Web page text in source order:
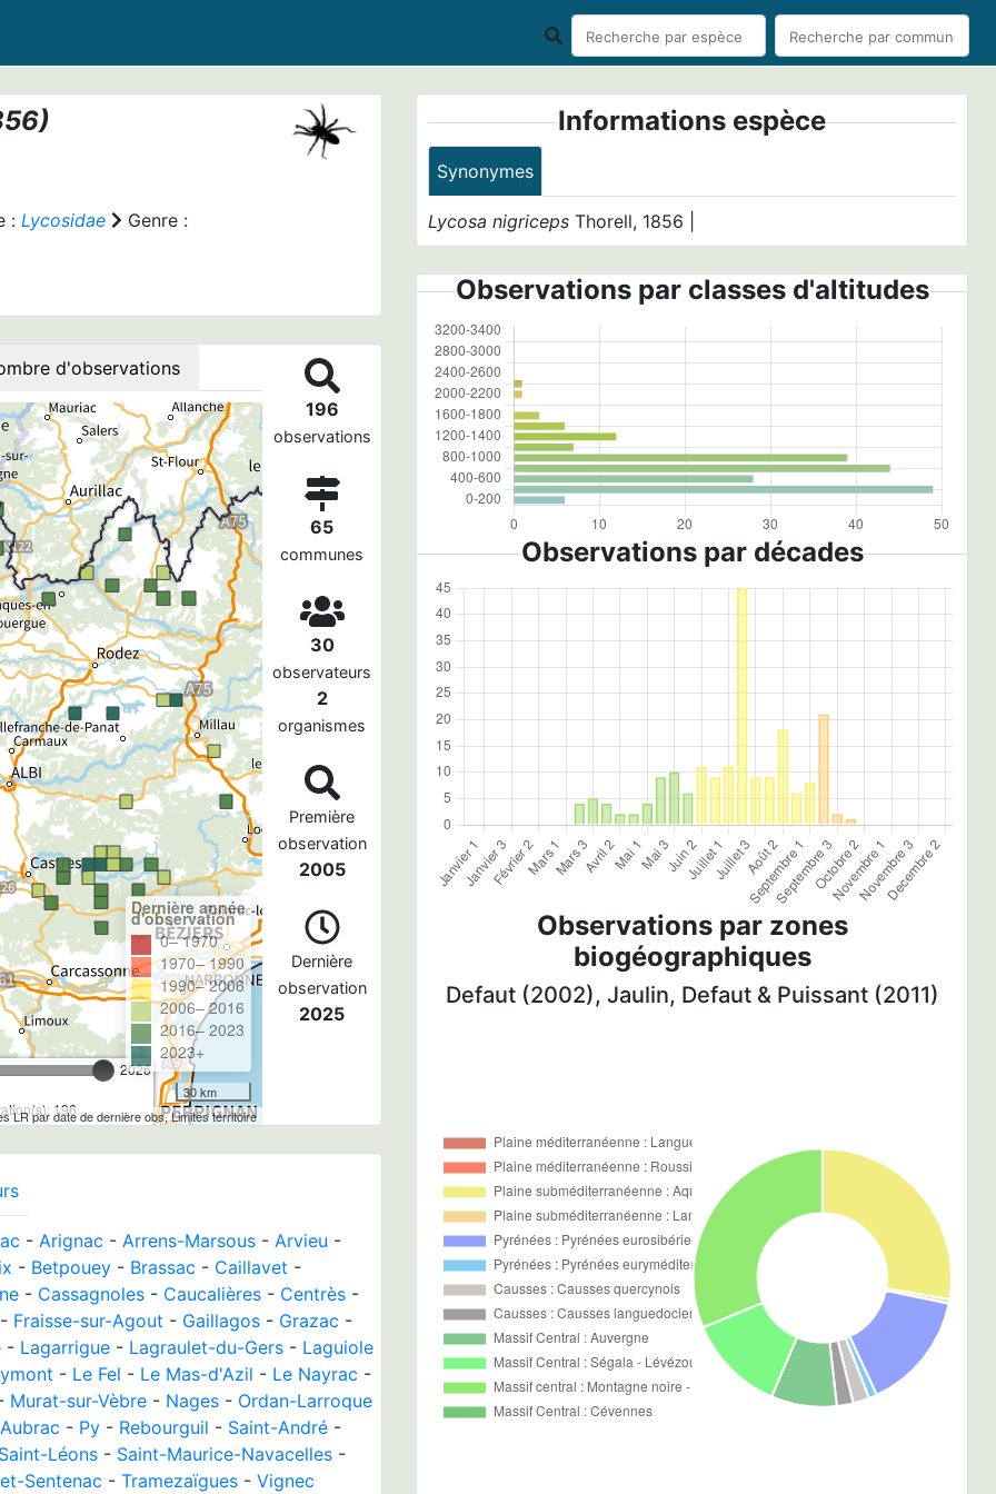
: Lycosidae Genre :
d'observations
2026
196
Dernière année
d'observation
0– 1970
1970– 1990
1990– 2006
2006– 2016
2016– 2023
2023+
30 km
LR par date de dernière obs, Limites territoire
196
observations
65
communes
30
observateurs
2
organismes
Première
observation
2005
Dernière
observation
2025
- Arignac - Arrens-Marsous - Arvieu -
- Betpouey - Brassac - Caillavet -
- Cassagnoles - Caucalières - Centrès -
Fraisse-sur-Agout - Gaillagos - Grazac -
- Lagarrigue - Lagraulet-du-Gers - Laguiole
- Le Fel - Le Mas-d'Azil - Le Nayrac -
Murat-sur-Vèbre - Nages - Ordan-Larroque
- Py - Rebourguil - Saint-André -
Léons - Saint-Maurice-Navacelles -
Sentenac - Tramezaïgues - Vignec
Informations espèce
Synonymes
Lycosa nigriceps Thorell, 1856 |
Observations par classes d'altitudes
Observations par décades
Observations par zones
biogéographiques
Defaut (2002), Jaulin, Defaut & Puissant (2011)